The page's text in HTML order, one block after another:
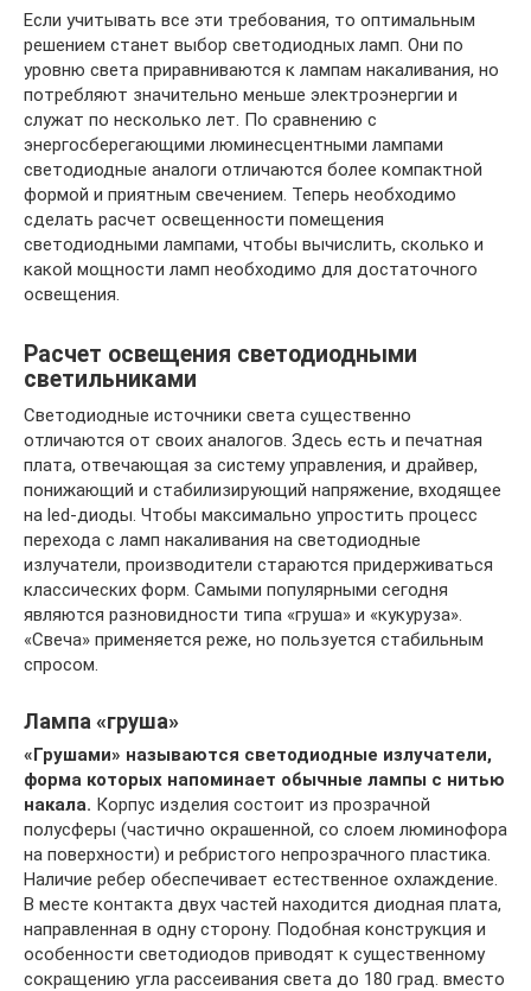
Если учитывать все эти требования, то оптимальным
решением станет выбор светодиодных ламп. Они по
уровню света приравниваются к лампам накаливания, но
потребляют значительно меньше электроэнергии и
служат по несколько лет. По сравнению с
энергосберегающими люминесцентными лампами
светодиодные аналоги отличаются более компактной
формой и приятным свечением. Теперь необходимо
сделать расчет освещенности помещения
светодиодными лампами, чтобы вычислить, сколько и
какой мощности ламп необходимо для достаточного
освещения.
Расчет освещения светодиодными
светильниками
Светодиодные источники света существенно
отличаются от своих аналогов. Здесь есть и печатная
плата, отвечающая за систему управления, и драйвер,
понижающий и стабилизирующий напряжение, входящее
на led-диоды. Чтобы максимально упростить процесс
перехода с ламп накаливания на светодиодные
излучатели, производители стараются придерживаться
классических форм. Самыми популярными сегодня
являются разновидности типа «груша» и «кукуруза».
«Свеча» применяется реже, но пользуется стабильным
спросом.
Лампа «груша»
«Грушами» называются светодиодные излучатели,
форма которых напоминает обычные лампы с нитью
накала. Корпус изделия состоит из прозрачной
полусферы (частично окрашенной, со слоем люминофора
на поверхности) и ребристого непрозрачного пластика.
Наличие ребер обеспечивает естественное охлаждение.
В месте контакта двух частей находится диодная плата,
направленная в одну сторону. Подобная конструкция и
особенности светодиодов приводят к существенному
сокращению угла рассеивания света до 180 град. вместо